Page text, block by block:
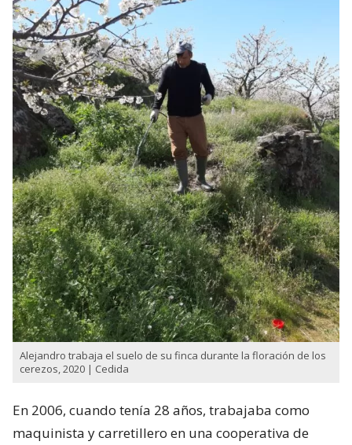
Alejandro trabaja el suelo de su finca durante la floración de los
cerezos, 2020 | Cedida
En 2006, cuando tenía 28 años, trabajaba como
maquinista y carretillero en una cooperativa de